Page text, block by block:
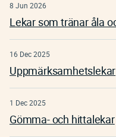
8 Jun 2026
Lekar som tränar åla
16 Dec 2025
Uppmärksamhetslekar
1 Dec 2025
Gömma- och hittalekar